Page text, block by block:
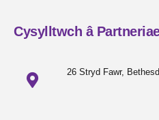
Cysylltwch â
26 Stryd Fawr,